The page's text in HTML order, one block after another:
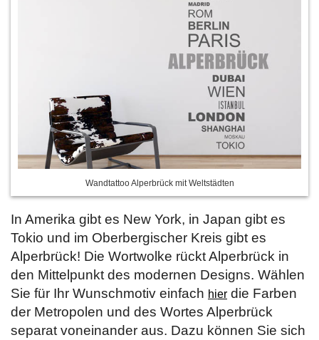
Wandtattoo Alperbrück mit Weltstädten
In Amerika gibt es New York, in Japan gibt es
Tokio und im Oberbergischer Kreis gibt es
Alperbrück! Die Wortwolke rückt Alperbrück in
den Mittelpunkt des modernen Designs. Wählen
Sie für Ihr Wunschmotiv einfach hier die Farben
der Metropolen und des Wortes Alperbrück
separat voneinander aus. Dazu können Sie sich